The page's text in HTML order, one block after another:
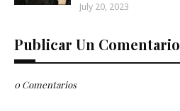
July 20, 2023
Publicar Un Comentario
0 Comentarios